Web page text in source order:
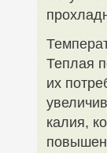
Теплая
их
калия,